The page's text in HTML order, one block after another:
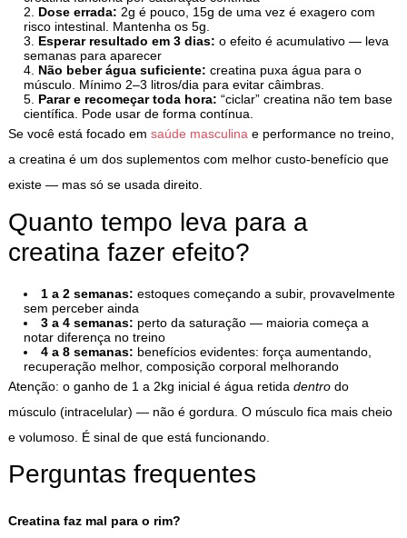
Dose errada: 2g é pouco, 15g de uma vez é exagero com
risco intestinal. Mantenha os 5g.
Esperar resultado em 3 dias: o efeito é acumulativo — leva
semanas para aparecer
Não beber água suficiente: creatina puxa água para o
músculo. Mínimo 2–3 litros/dia para evitar câimbras.
Parar e recomeçar toda hora: “ciclar” creatina não tem base
científica. Pode usar de forma contínua.
Se você está focado em saúde masculinae performance no treino,
a creatina é um dos suplementos com melhor custo-benefício que
existe — mas só se usada direito.
Quanto tempo leva para a
creatina fazer efeito?
1 a 2 semanas: estoques começando a subir, provavelmente
sem perceber ainda
3 a 4 semanas: perto da saturação — maioria começa a
notar diferença no treino
4 a 8 semanas: benefícios evidentes: força aumentando,
recuperação melhor, composição corporal melhorando
Atenção: o ganho de 1 a 2kg inicial é água retida dentrodo
músculo (intracelular) — não é gordura. O músculo fica mais cheio
e volumoso. É sinal de que está funcionando.
Perguntas frequentes
Creatina faz mal para o rim?